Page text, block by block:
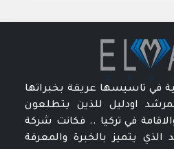
في تاسيسها عريقة بخبراتها
اودليل للذين يتطلعون
في تركيا .. فكانت شركة
يتميز بالخبرة والمعرفة